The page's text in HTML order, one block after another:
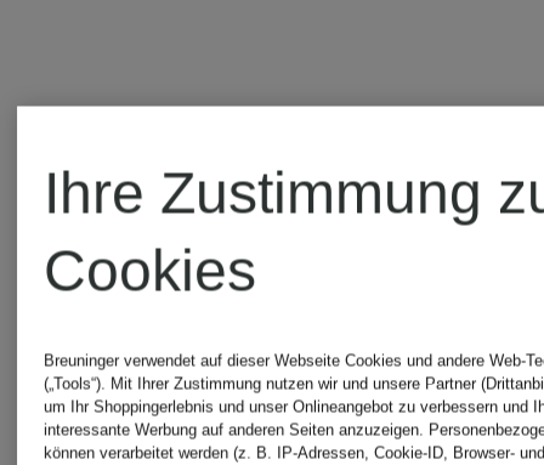
Ihre Zustimmung
Cookies
Breuninger verwendet auf dieser Webseite Cookies und andere Web-
(„Tools“). Mit Ihrer Zustimmung nutzen wir und unsere Partner
um Ihr Shoppingerlebnis und unser Onlineangebot zu verbessern und
interessante Werbung auf anderen Seiten anzuzeigen.
können verarbeitet werden (z. B. IP-Adressen, Cookie-ID, Browser-